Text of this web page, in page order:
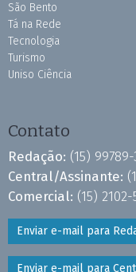
São Bento
Tá na Rede
Tecnologia
Turismo
Uniso Ciência
Contato
Redação: (15) 99789-
Central/Assinante:
Comercial: (15)
Enviar e-mail para
Enviar e-mail para